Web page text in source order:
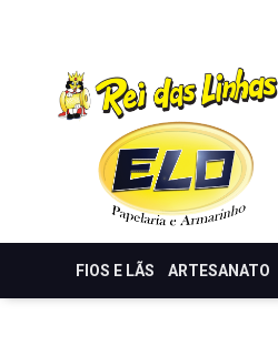
FIOS E LÃS ARTESANATO